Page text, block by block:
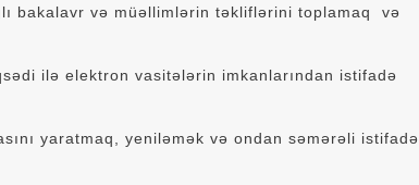
bakalavr və müəllimlərin təkliflərini toplamaq və
ilə elektron vasitələrin imkanlarından istifadə
yaratmaq, yeniləmək və ondan səmərəli istifadə